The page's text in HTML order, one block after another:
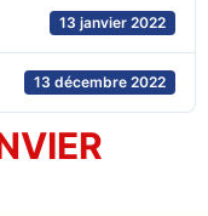
13 janvier 2022
13 décembre 2022